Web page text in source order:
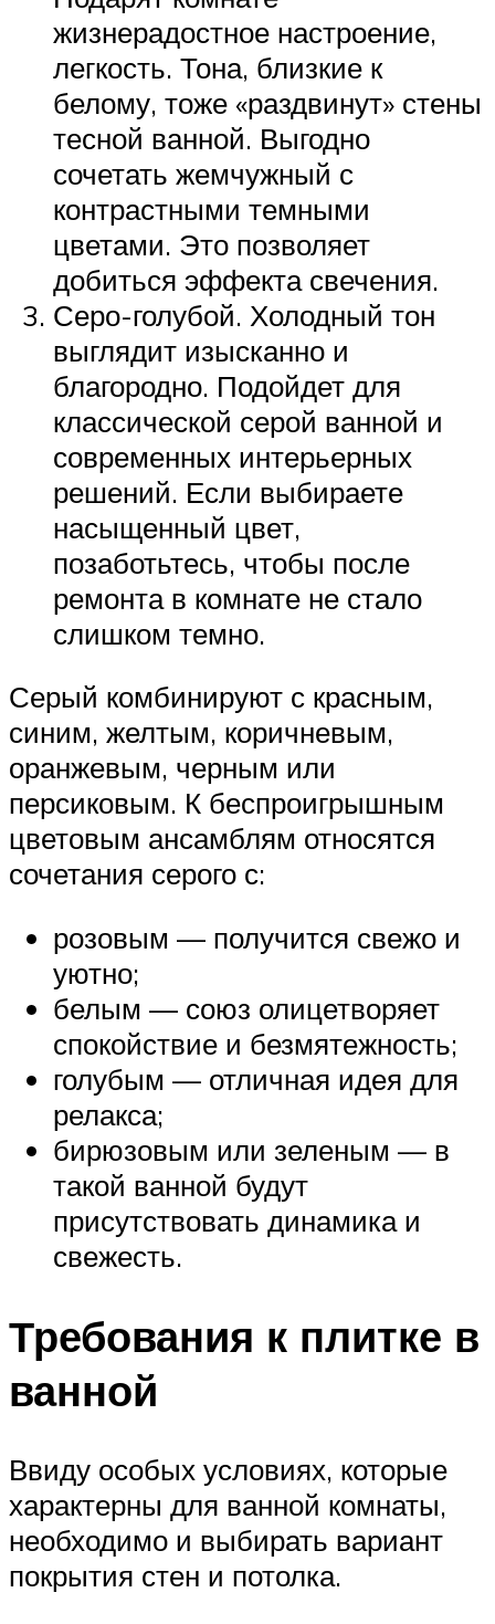
жизнерадостное настроение,
легкость. Тона, близкие к
белому, тоже «раздвинут» стены
тесной ванной. Выгодно
сочетать жемчужный с
контрастными темными
цветами. Это позволяет
добиться эффекта свечения.
Серо-голубой. Холодный тон
выглядит изысканно и
благородно. Подойдет для
классической серой ванной и
современных интерьерных
решений. Если выбираете
насыщенный цвет,
позаботьтесь, чтобы после
ремонта в комнате не стало
слишком темно.
Серый комбинируют с красным,
синим, желтым, коричневым,
оранжевым, черным или
персиковым. К беспроигрышным
цветовым ансамблям относятся
сочетания серого с:
розовым — получится свежо и
уютно;
белым — союз олицетворяет
спокойствие и безмятежность;
голубым — отличная идея для
релакса;
бирюзовым или зеленым — в
такой ванной будут
присутствовать динамика и
свежесть.
Требования к плитке в
ванной
Ввиду особых условиях, которые
характерны для ванной комнаты,
необходимо и выбирать вариант
покрытия стен и потолка.